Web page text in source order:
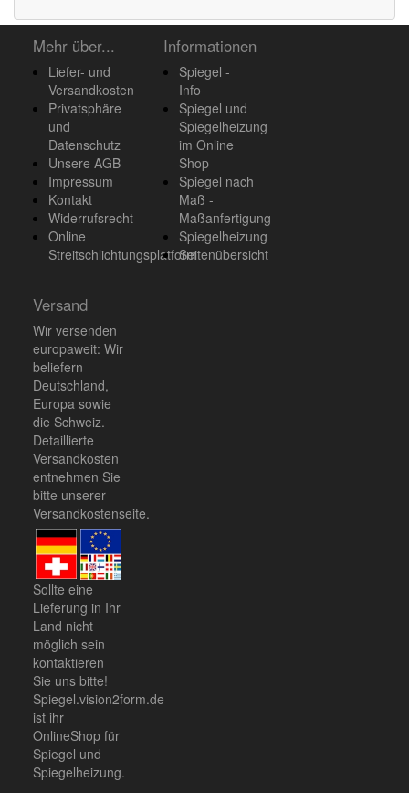
Mehr über...
Liefer- und
Versandkosten
Privatsphäre
und
Datenschutz
Unsere AGB
Impressum
Kontakt
Widerrufsrecht
Online
Streitschlichtungsplatform
Informationen
Spiegel -
Info
Spiegel und
Spiegelheizung
im Online
Shop
Spiegel nach
Maß -
Maßanfertigung
Spiegelheizung
Seitenübersicht
Versand
Wir versenden
europaweit: Wir
beliefern
Deutschland,
Europa sowie
die Schweiz.
Detaillierte
Versandkosten
entnehmen Sie
bitte unserer
Versandkostenseite.
Sollte eine
Lieferung in Ihr
Land nicht
möglich sein
kontaktieren
Sie uns bitte!
Spiegel.vision2form.de
ist ihr
OnlineShop für
Spiegel und
Spiegelheizung.